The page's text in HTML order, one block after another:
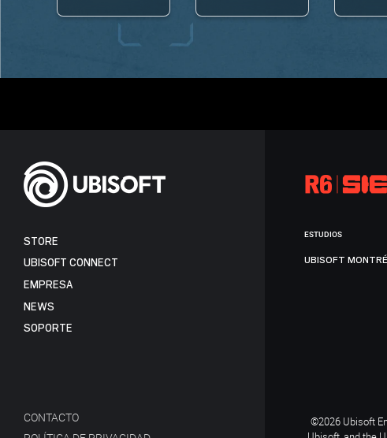
STORE
UBISOFT CONNECT
EMPRESA
NEWS
SOPORTE
CONTACTO
ESTUDIOS
UBISOFT
©2026 Ubisoft